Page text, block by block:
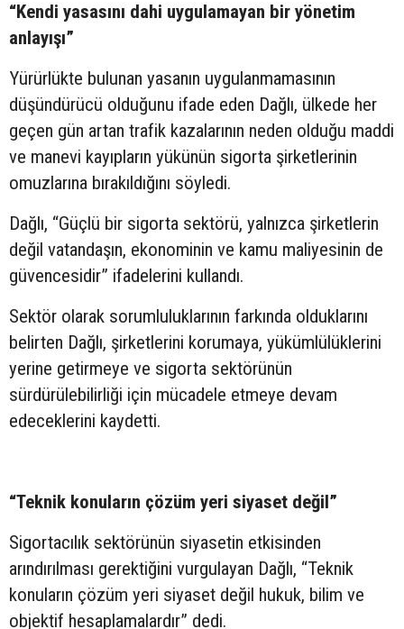
“Kendi yasasını dahi uygulamayan bir yönetim
anlayışı”
Yürürlükte bulunan yasanın uygulanmamasının
düşündürücü olduğunu ifade eden Dağlı, ülkede her
geçen gün artan trafik kazalarının neden olduğu maddi
ve manevi kayıpların yükünün sigorta şirketlerinin
omuzlarına bırakıldığını söyledi.
Dağlı, “Güçlü bir sigorta sektörü, yalnızca şirketlerin
değil vatandaşın, ekonominin ve kamu maliyesinin de
güvencesidir” ifadelerini kullandı.
Sektör olarak sorumluluklarının farkında olduklarını
belirten Dağlı, şirketlerini korumaya, yükümlülüklerini
yerine getirmeye ve sigorta sektörünün
sürdürülebilirliği için mücadele etmeye devam
edeceklerini kaydetti.
“Teknik konuların çözüm yeri siyaset değil”
Sigortacılık sektörünün siyasetin etkisinden
arındırılması gerektiğini vurgulayan Dağlı, “Teknik
konuların çözüm yeri siyaset değil hukuk, bilim ve
objektif hesaplamalardır” dedi.